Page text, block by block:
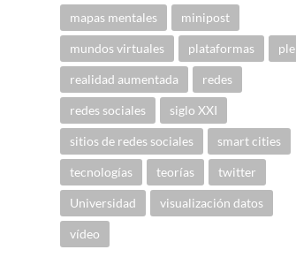
mapas mentales minipost
mundos virtuales plataformas ple
realidad aumentada redes
redes sociales siglo XXI
sitios de redes sociales smart cities
tecnologías teorías twitter
Universidad visualización datos
vídeo